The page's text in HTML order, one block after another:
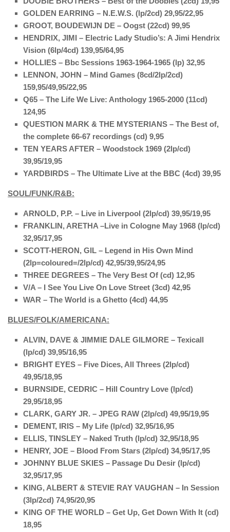
GOLDEN EARRING – N.E.W.S. (lp/2cd) 29,95/22,95
GROOT, BOUDEWIJN DE – Oogst (22cd) 99,95
HENDRIX, JIMI – Electric Lady Studio’s: A Jimi Hendrix
Vision (6lp/4cd) 139,95/64,95
HOLLIES – Bbc Sessions 1963-1964-1965 (lp) 32,95
LENNON, JOHN – Mind Games (8cd/2lp/2cd)
159,95/49,95/22,95
Q65 – The Life We Live: Anthology 1965-2000 (11cd)
124,95
QUESTION MARK & THE MYSTERIANS – The Best of,
the complete 66-67 recordings (cd) 9,95
TEN YEARS AFTER – Woodstock 1969 (2lp/cd)
39,95/19,95
YARDBIRDS – The Ultimate Live at the BBC (4cd) 39,95
SOUL/FUNK/R&B:
ARNOLD, P.P. – Live in Liverpool (2lp/cd) 39,95/19,95
FRANKLIN, ARETHA –Live in Cologne May 1968 (lp/cd)
32,95/17,95
SCOTT-HERON, GIL – Legend in His Own Mind
(2lp=coloured=/2lp/cd) 42,95/39,95/24,95
THREE DEGREES – The Very Best Of (cd) 12,95
V/A – I See You Live On Love Street (3cd) 42,95
WAR – The World is a Ghetto (4cd) 44,95
BLUES/FOLK/AMERICANA:
ALVIN, DAVE & JIMMIE DALE GILMORE – Texicall
(lp/cd) 39,95/16,95
BRIGHT EYES – Five Dices, All Threes (2lp/cd)
49,95/18,95
BURNSIDE, CEDRIC – Hill Country Love (lp/cd)
29,95/18,95
CLARK, GARY JR. – JPEG RAW (2lp/cd) 49,95/19,95
DEMENT, IRIS – My Life (lp/cd) 32,95/16,95
ELLIS, TINSLEY – Naked Truth (lp/cd) 32,95/18,95
HENRY, JOE – Blood From Stars (2lp/cd) 34,95/17,95
JOHNNY BLUE SKIES – Passage Du Desir (lp/cd)
32,95/17,95
KING, ALBERT & STEVIE RAY VAUGHAN – In Session
(3lp/2cd) 74,95/20,95
KING OF THE WORLD – Get Up, Get Down With It (cd)
18,95